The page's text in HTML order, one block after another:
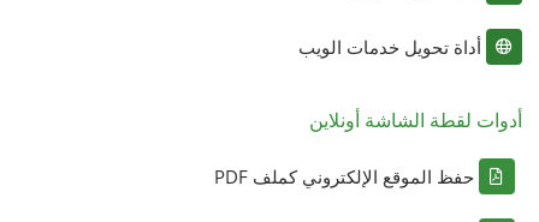
أداة تحويل خدمات الويب
أدوات لقطة الشاشة أونلاين
حفظ الموقع الإلكتروني كملف PDF